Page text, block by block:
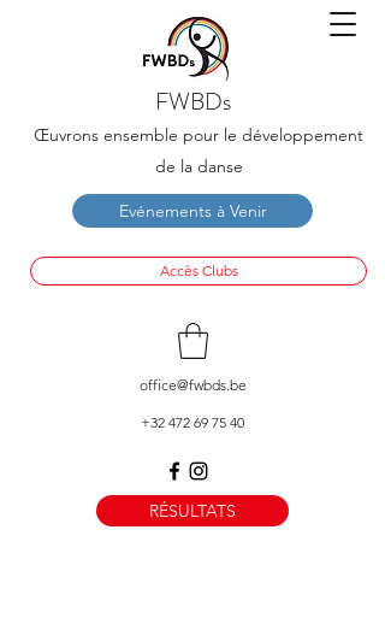
FWBDs
Œuvrons ensemble pour le développement
de la danse
Evénements à Venir
Accès Clubs
office@fwbds.be
+32 472 69 75 40
RÉSULTATS